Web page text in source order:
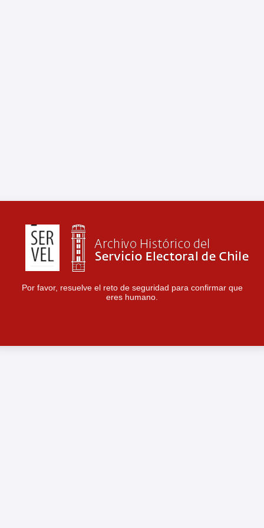
Por favor, resuelve el reto de seguridad para confirmar que
eres humano.